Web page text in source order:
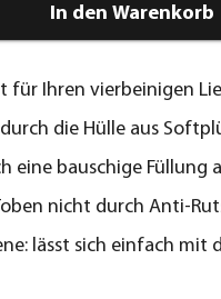
In den Warenkorb
für Ihren vierbeinigen
die Hülle aus
eine bauschige Füllung
nicht durch Anti-
lässt sich einfach mit